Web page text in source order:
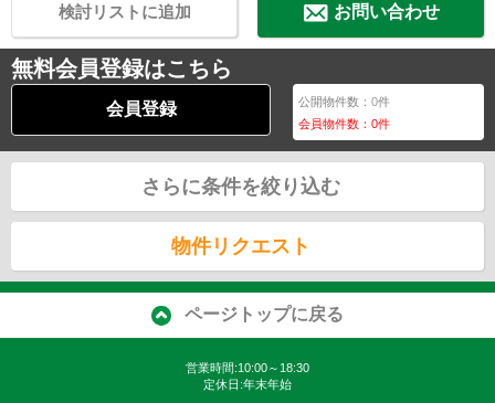
お問い合わせ
検討リストに追加
無料会員登録はこちら
会員登録 公開物件数：0件
会員物件数：0件
さらに条件を絞り込む
物件リクエスト
ページトップに戻る
営業時間:10:00～18:30
定休日:年末年始